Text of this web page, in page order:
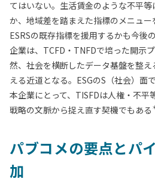
てはいない。生活賃金のような不平
か、地域差を踏まえた指標のメニュ
ESRSの既存指標を援用するかも今後
企業は、TCFD・TNFDで培った開示
然、社会を横断したデータ基盤を整
える近道となる。ESGのS（社会）面
本企業にとって、TISFDは人権・不平
戦略の文脈から捉え直す契機でもある
パブコメの要点とパ
加